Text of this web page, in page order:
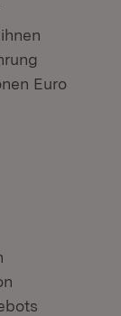
Euro